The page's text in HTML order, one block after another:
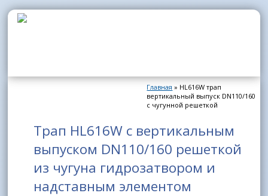
Перейти к основному содержанию
Вы здесь
Главная » HL616W трап
вертикальный выпуск DN110/160
с чугунной решеткой
Трап HL616W с вертикальным
выпуском DN110/160 решеткой
из чугуна гидрозатвором и
надставным элементом